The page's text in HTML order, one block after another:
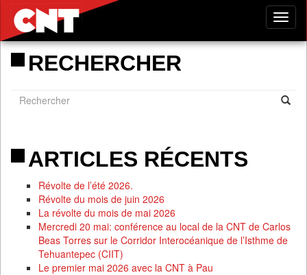
RECHERCHER
ARTICLES RÉCENTS
Révolte de l’été 2026.
Révolte du mois de juin 2026
La révolte du mois de mai 2026
Mercredi 20 mai: conférence au local de la CNT de Carlos
Beas Torres sur le Corridor Interocéanique de l’Isthme de
Tehuantepec (CIIT)
Le premier mai 2026 avec la CNT à Pau